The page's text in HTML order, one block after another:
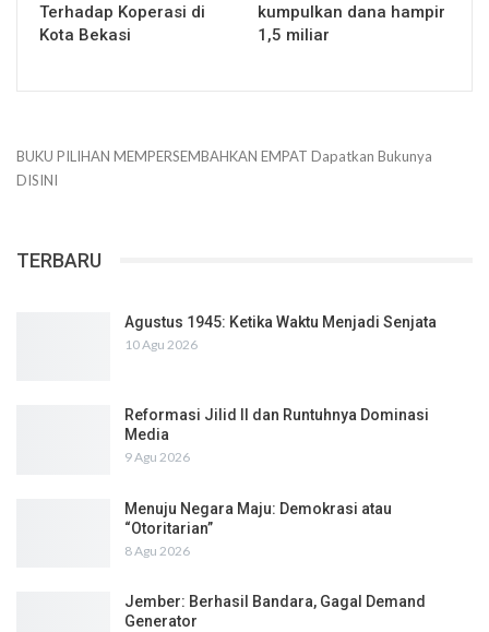
Terhadap Koperasi di
Kota Bekasi
kumpulkan dana hampir
1,5 miliar
BUKU PILIHAN MEMPERSEMBAHKAN EMPAT Dapatkan Bukunya
DISINI
TERBARU
Agustus 1945: Ketika Waktu Menjadi Senjata
10 Agu 2026
Reformasi Jilid II dan Runtuhnya Dominasi
Media
9 Agu 2026
Menuju Negara Maju: Demokrasi atau
“Otoritarian”
8 Agu 2026
Jember: Berhasil Bandara, Gagal Demand
Generator